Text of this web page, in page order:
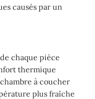
causés par un
chaque pièce
thermique
à coucher
plus fraîche